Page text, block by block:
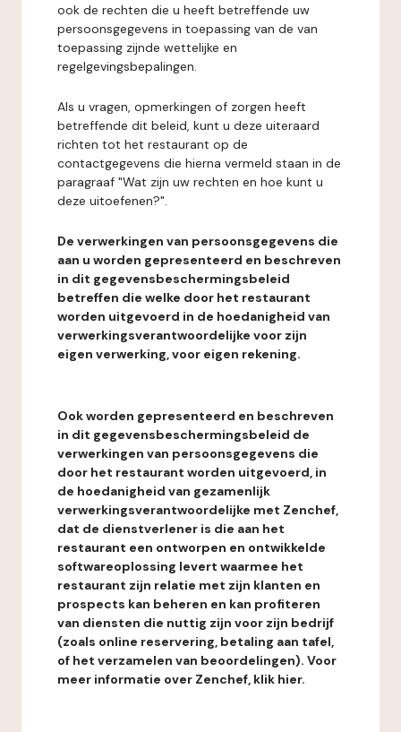
ook de rechten die u heeft betreffende uw
persoonsgegevens in toepassing van de van
toepassing zijnde wettelijke en
regelgevingsbepalingen.
Als u vragen, opmerkingen of zorgen heeft
betreffende dit beleid, kunt u deze uiteraard
richten tot het restaurant op de
contactgegevens die hierna vermeld staan in de
paragraaf "Wat zijn uw rechten en hoe kunt u
deze uitoefenen?".
De verwerkingen van persoonsgegevens die
aan u worden gepresenteerd en beschreven
in dit gegevensbeschermingsbeleid
betreffen die welke door het restaurant
worden uitgevoerd in de hoedanigheid van
verwerkingsverantwoordelijke voor zijn
eigen verwerking, voor eigen rekening.
Ook worden gepresenteerd en beschreven
in dit gegevensbeschermingsbeleid de
verwerkingen van persoonsgegevens die
door het restaurant worden uitgevoerd, in
de hoedanigheid van gezamenlijk
verwerkingsverantwoordelijke met Zenchef,
dat de dienstverlener is die aan het
restaurant een ontworpen en ontwikkelde
softwareoplossing levert waarmee het
restaurant zijn relatie met zijn klanten en
prospects kan beheren en kan profiteren
van diensten die nuttig zijn voor zijn bedrijf
(zoals online reservering, betaling aan tafel,
of het verzamelen van beoordelingen). Voor
meer informatie over Zenchef, klik hier.